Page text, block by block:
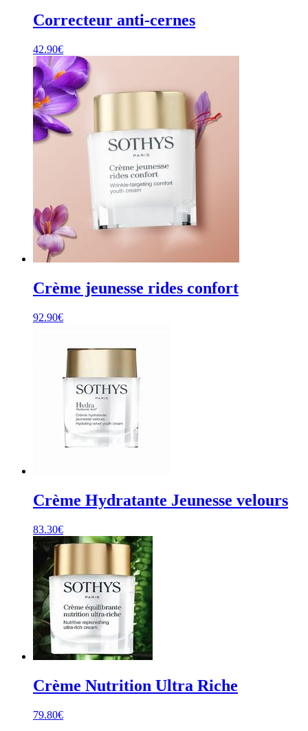
Correcteur anti-cernes
42.90€
Crème jeunesse rides confort
92.90€
Crème Hydratante Jeunesse velours
83.30€
Crème Nutrition Ultra Riche
79.80€